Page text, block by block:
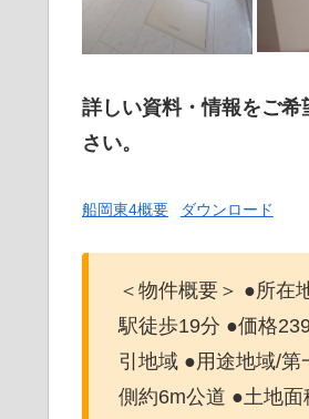
詳しい資料・情報をご
さい。
船岡東4概要 ダウンロード
＜物件概要＞ ●所在
駅徒歩19分 ●価格
引地域 ●用途地域/
側約6m公道 ●土地